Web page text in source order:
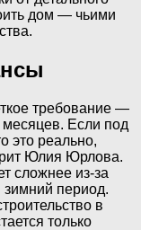
дом — чьими
требование —
месяцев. Если под
это реально,
Юлия Юрлова.
сложнее из-за
зимний период.
в
только